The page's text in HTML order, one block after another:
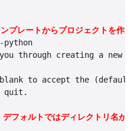
レートからプロジェクトを作成
python
through creating a new
to accept the (default),
quit.
フォルトではディレクトリ名が